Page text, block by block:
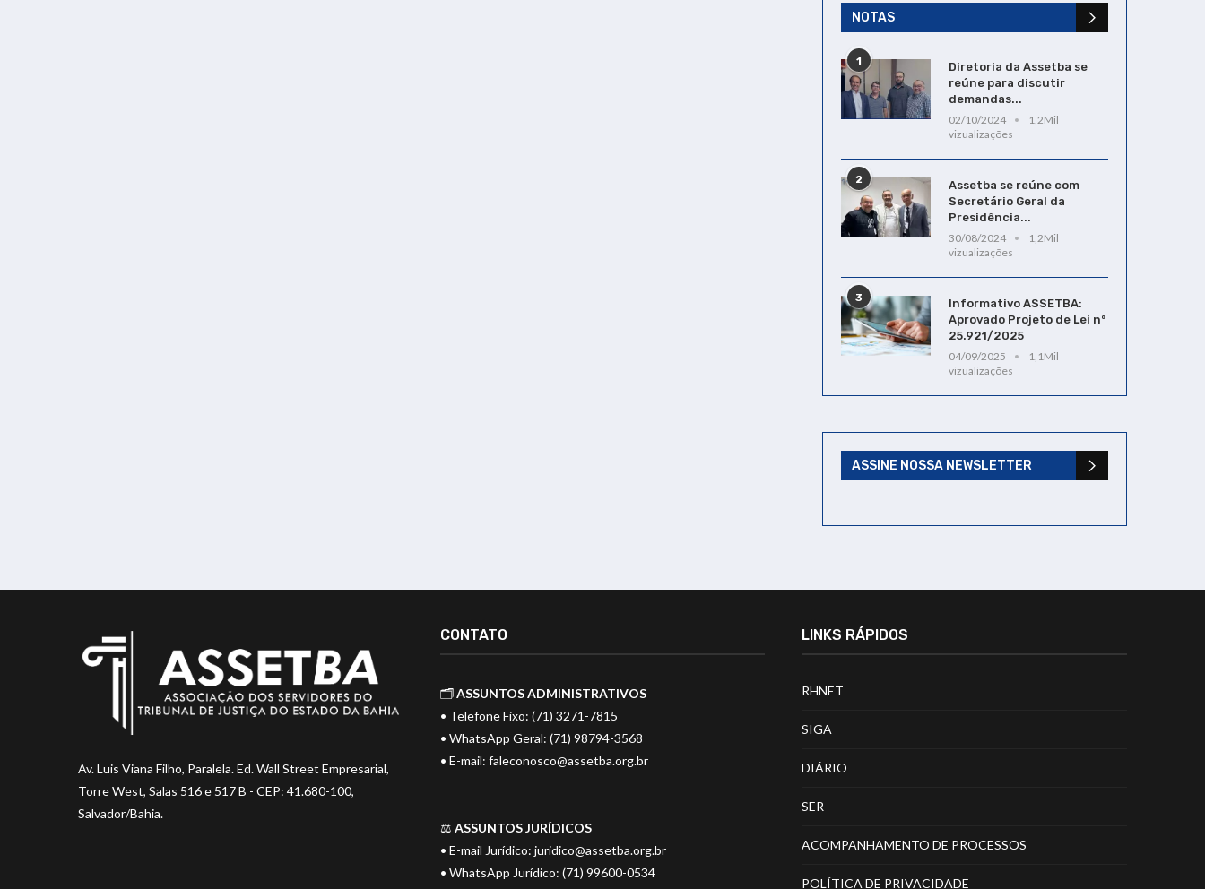
NOTAS
1
Diretoria da Assetba se
reúne para discutir
demandas...
02/10/2024
1,2Mil
vizualizações
2
Assetba se reúne com
Secretário Geral da
Presidência...
30/08/2024
1,2Mil
vizualizações
3
Informativo ASSETBA:
Aprovado Projeto de Lei nº
25.921/2025
04/09/2025
1,1Mil
vizualizações
ASSINE NOSSA NEWSLETTER
Av. Luis Viana Filho, Paralela. Ed. Wall Street Empresarial,
Torre West, Salas 516 e 517 B - CEP: 41.680-100,
Salvador/Bahia.
CONTATO
🗂️ASSUNTOS ADMINISTRATIVOS
• Telefone Fixo: (71) 3271-7815
• WhatsApp Geral: (71) 98794-3568
• E-mail: faleconosco@assetba.org.br
⚖️ ASSUNTOS JURÍDICOS
• E-mail Jurídico: juridico@assetba.org.br
• WhatsApp Jurídico: (71) 99600-0534
LINKS RÁPIDOS
RHNET
SIGA
DIÁRIO
SER
ACOMPANHAMENTO DE PROCESSOS
POLÍTICA DE PRIVACIDADE